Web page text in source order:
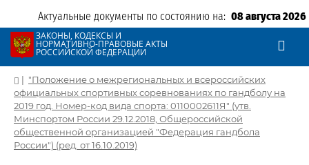
Актуальные документы по состоянию на: 08 августа 2026
ЗАКОНЫ, КОДЕКСЫ И
НОРМАТИВНО-ПРАВОВЫЕ АКТЫ
РОССИЙСКОЙ ФЕДЕРАЦИИ
| "Положение о межрегиональных и всероссийских
официальных спортивных соревнованиях по гандболу на
2019 год. Номер-код вида спорта: 0110002611Я" (утв.
Минспортом России 29.12.2018, Общероссийской
общественной организацией "Федерация гандбола
России") (ред. от 16.10.2019)